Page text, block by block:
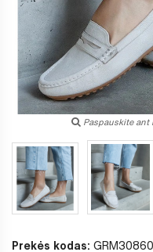
Paspauskite
Prekės kodas: GRM30860